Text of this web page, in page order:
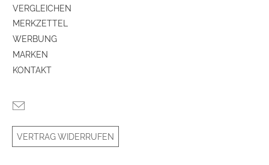
VERGLEICHEN
MERKZETTEL
WERBUNG
MARKEN
KONTAKT
VERTRAG WIDERRUFEN